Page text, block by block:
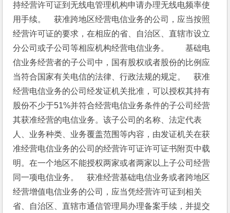
持经营许可证到无线电管理机构申请办理无线电频率使
用手续。　获准跨地区经营电信业务的公司，应当按照
经营许可证的要求，在相应的省、自治区、直辖市设立
分公司或子公司等相应机构经营电信业务。　　基础电
信业务经营者的子公司中，国有股权或者股份的比例应
当符合国家有关电信的法律、行政法规的规定。　获准
经营电信业务的公司经发证机关批准，可以授权其持有
股份不少于51%并符合经营电信业务条件的子公司经营
其获准经营的电信业务。该子公司的名称、法定代表
人、业务种类、业务覆盖范围等内容，由发证机关在获
准经营电信业务的公司的经营许可证许可证书附页中载
明。在一个地区不能授权两家或者两家以上子公司经营
同一项电信业务。　获准经营基础电信业务或者跨地区
经营增值电信业务的公司，应当凭经营许可证到相关
省、自治区、直辖市通信管理局办理备案手续，并提交